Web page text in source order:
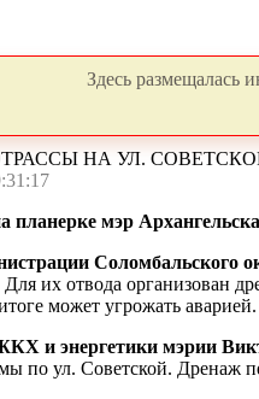
Здесь размещалась
НА УЛ.
планерке мэр
Соломбальского
их отвода организован
может угрожать аварией.
и энергетики мэрии
по ул. Советской. Дренаж